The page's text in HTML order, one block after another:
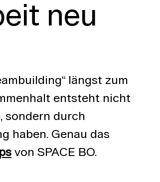
neu
längst zum
entsteht nicht
sondern durch
haben. Genau das
von SPACE BO.